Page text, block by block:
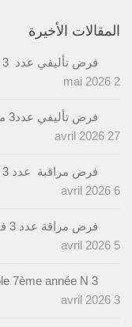
المقالات الأخيرة
فرض تأليفي عدد 3 في مادة الرياضيات السنة التاسعة
2 mai 2026
فرض تأليفي عدد3 مادة التاريخ السنة التاسعة
27 avril 2026
فرض مراقبة عدد 3 مادة الجغرافيا السنة الثامنة
6 avril 2026
فرض مراقة عدد 3 في دراسة النص السنة السابعة
5 avril 2026
7ème année N 3
3 avril 2026